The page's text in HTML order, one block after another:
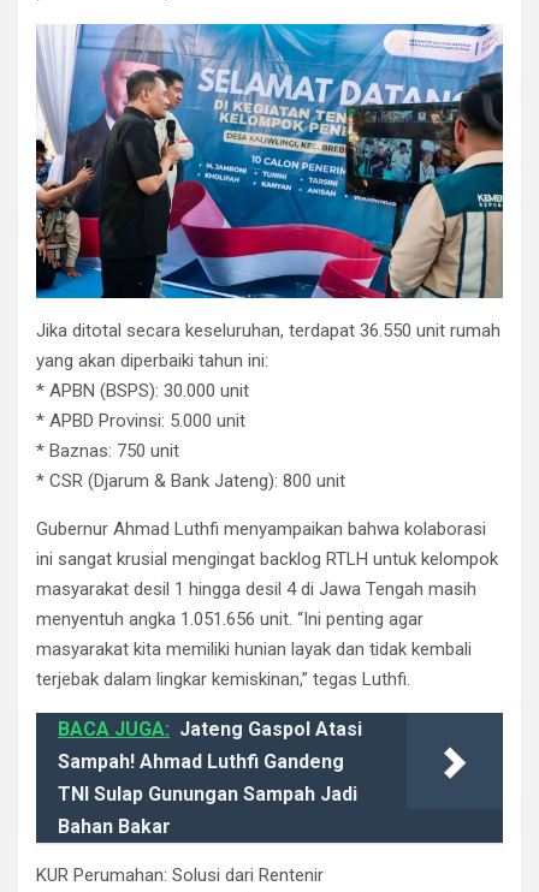
Jika ditotal secara keseluruhan, terdapat 36.550 unit rumah
yang akan diperbaiki tahun ini:
​* APBN (BSPS): 30.000 unit
​* APBD Provinsi: 5.000 unit
​* Baznas: 750 unit
​* CSR (Djarum & Bank Jateng): 800 unit
​Gubernur Ahmad Luthfi menyampaikan bahwa kolaborasi
ini sangat krusial mengingat backlog RTLH untuk kelompok
masyarakat desil 1 hingga desil 4 di Jawa Tengah masih
menyentuh angka 1.051.656 unit. “Ini penting agar
masyarakat kita memiliki hunian layak dan tidak kembali
terjebak dalam lingkar kemiskinan,” tegas Luthfi.
BACA JUGA: Jateng Gaspol Atasi
Sampah! Ahmad Luthfi Gandeng
TNI Sulap Gunungan Sampah Jadi
Bahan Bakar
​KUR Perumahan: Solusi dari Rentenir